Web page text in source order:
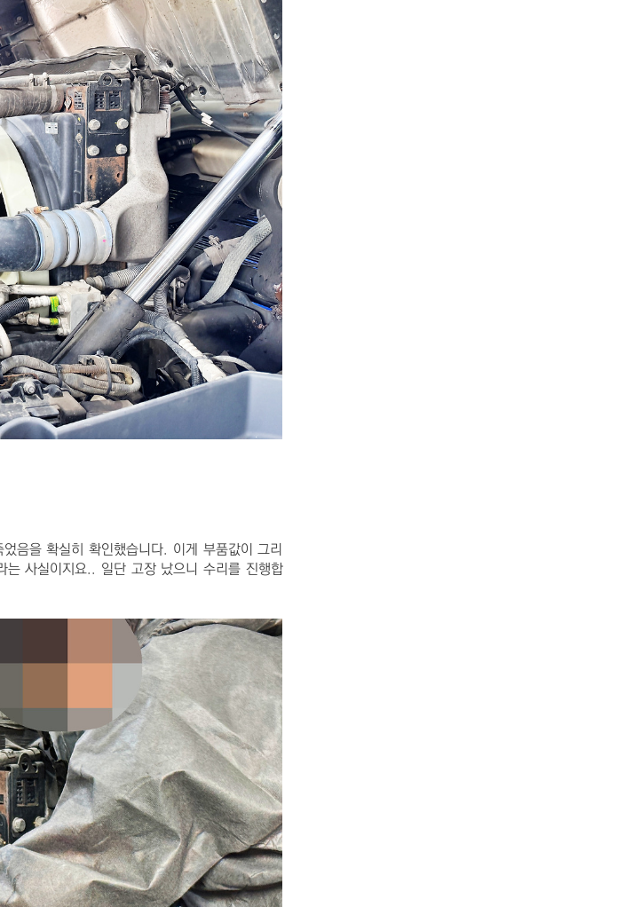
음을 확실히 확인했습니다. 이게 부품값이 그리
는 사실이지요.. 일단 고장 났으니 수리를 진행합